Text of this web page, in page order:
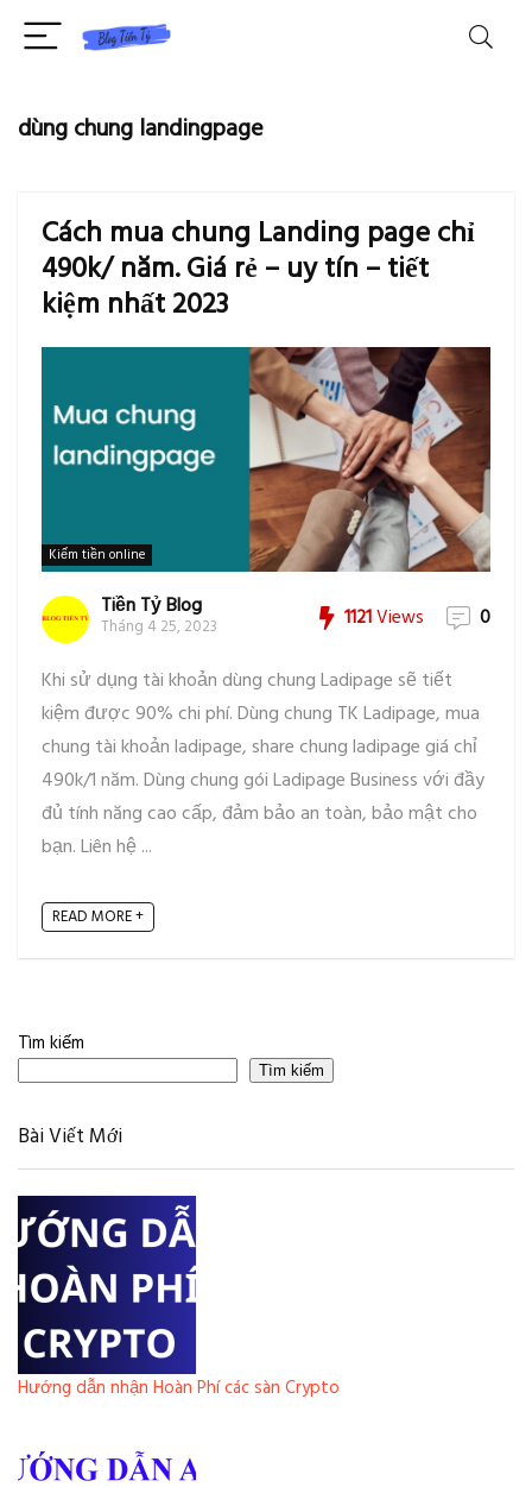
dùng chung landingpage
Cách mua chung Landing page chỉ
490k/ năm. Giá rẻ – uy tín – tiết
kiệm nhất 2023
Kiếm tiền online
Tiền Tỷ Blog
Tháng 4 25, 2023 1121Views 0
Khi sử dụng tài khoản dùng chung Ladipage sẽ tiết
kiệm được 90% chi phí. Dùng chung TK Ladipage, mua
chung tài khoản ladipage, share chung ladipage giá chỉ
490k/1 năm. Dùng chung gói Ladipage Business với đầy
đủ tính năng cao cấp, đảm bảo an toàn, bảo mật cho
bạn. Liên hệ ...
READ MORE +
Tìm kiếm
Tìm kiếm
Bài Viết Mới
Hướng dẫn nhận Hoàn Phí các sàn Crypto